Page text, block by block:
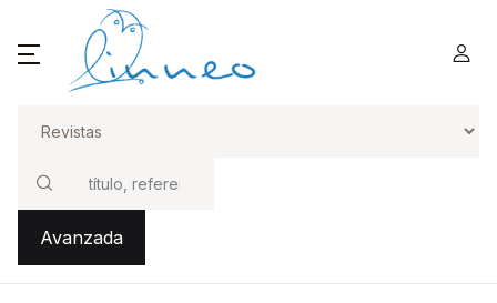
Buscar
Avanzada